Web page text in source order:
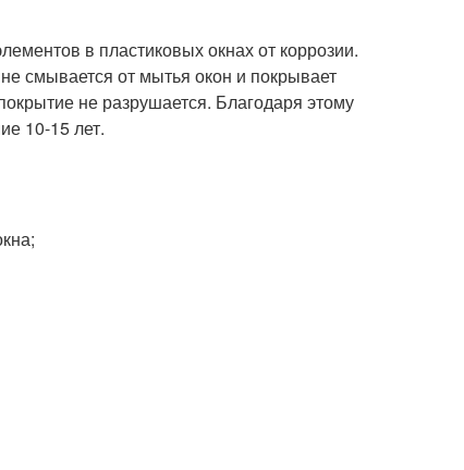
в пластиковых окнах от коррозии.
смывается от мытья окон и покрывает
не разрушается. Благодаря этому
10-15 лет.